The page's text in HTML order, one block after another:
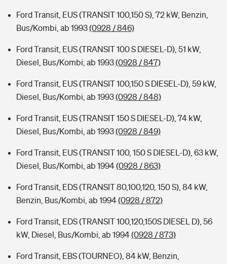
Ford Transit, EUS (TRANSIT 100,150 S), 72 kW, Benzin,
Bus/Kombi, ab 1993(0928 / 846)
Ford Transit, EUS (TRANSIT 100 S DIESEL-D), 51 kW,
Diesel, Bus/Kombi, ab 1993(0928 / 847)
Ford Transit, EUS (TRANSIT 100,150 S DIESEL-D), 59 kW,
Diesel, Bus/Kombi, ab 1993(0928 / 848)
Ford Transit, EUS (TRANSIT 150 S DIESEL-D), 74 kW,
Diesel, Bus/Kombi, ab 1993(0928 / 849)
Ford Transit, EUS (TRANSIT 100, 150 S DIESEL-D), 63 kW,
Diesel, Bus/Kombi, ab 1994(0928 / 863)
Ford Transit, EDS (TRANSIT 80,100,120, 150 S), 84 kW,
Benzin, Bus/Kombi, ab 1994(0928 / 872)
Ford Transit, EDS (TRANSIT 100,120,150S DIESEL D), 56
kW, Diesel, Bus/Kombi, ab 1994(0928 / 873)
Ford Transit, EBS (TOURNEO), 84 kW, Benzin,